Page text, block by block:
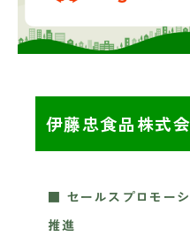
伊藤忠食品株式
■ セールスプロモー
推進